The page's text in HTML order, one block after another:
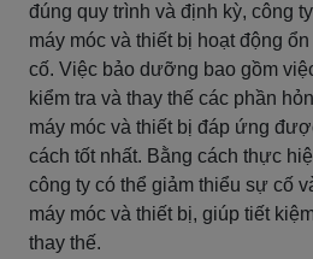
đúng quy trình và định kỳ, công
máy móc và thiết bị hoạt động
cố. Việc bảo dưỡng bao gồm
kiểm tra và thay thế các phần
máy móc và thiết bị đáp ứng
cách tốt nhất. Bằng cách thực
công ty có thể giảm thiểu sự cố
máy móc và thiết bị, giúp tiết
thay thế.